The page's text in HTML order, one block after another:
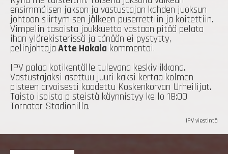
ensimmäisen jakson ja vastustajan kahden juoksun
johtoon siirtymisen jälkeen puserrettiin ja koitettiin.
Vimpelin tasoista joukkuetta vastaan pitää pelata
ihan ylärekisterissä ja tänään ei pystytty,
pelinjohtaja Atte Hakala kommentoi.
IPV palaa kotikentälle tulevana keskiviikkona.
Vastustajaksi asettuu juuri kaksi kertaa kolmen
pisteen arvoisesti kaadettu Koskenkorvan Urheilijat.
Taisto isoista pisteistä käynnistyy kello 18:00
Tornator Stadionilla.
IPV viestintä